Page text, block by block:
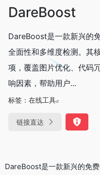
DareBoost
DareBoost是一款新兴的
全面性和多维度检测。其
项，覆盖图片优化、代码
响因素，帮助用户...
标签： 在线工具
链接直达
DareBoost是一款新兴的免